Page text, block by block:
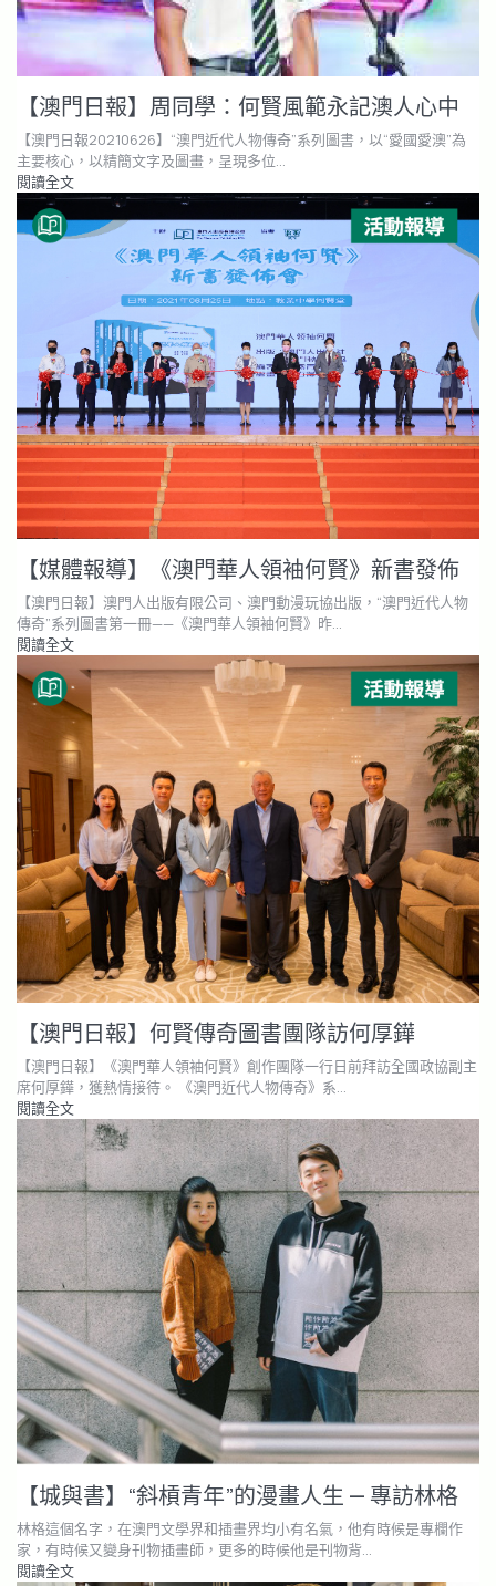
【澳門日報】周同學：何賢風範永記澳人心中
【澳門日報20210626】“澳門近代人物傳奇”系列圖書，以“愛國愛澳”為
主要核心，以精簡文字及圖畫，呈現多位…
閱讀全文
【媒體報導】《澳門華人領袖何賢》新書發佈
【澳門日報】澳門人出版有限公司、澳門動漫玩協出版，“澳門近代人物
傳奇”系列圖書第一冊——《澳門華人領袖何賢》昨…
閱讀全文
【澳門日報】何賢傳奇圖書團隊訪何厚鏵
【澳門日報】《澳門華人領袖何賢》創作團隊一行日前拜訪全國政協副主
席何厚鏵，獲熱情接待。 《澳門近代人物傳奇》系…
閱讀全文
【城與書】“斜槓青年”的漫畫人生 — 專訪林格
林格這個名字，在澳門文學界和插畫界均小有名氣，他有時候是專欄作
家，有時候又變身刊物插畫師，更多的時候他是刊物背…
閱讀全文